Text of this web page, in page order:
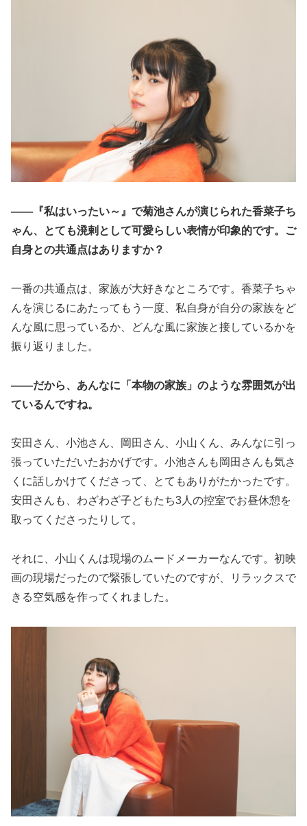
――『私はいったい～』で菊池さんが演じられた香菜子ち
ゃん、とても溌剌として可愛らしい表情が印象的です。ご
自身との共通点はありますか？
一番の共通点は、家族が大好きなところです。香菜子ちゃ
んを演じるにあたってもう一度、私自身が自分の家族をど
んな風に思っているか、どんな風に家族と接しているかを
振り返りました。
――だから、あんなに「本物の家族」のような雰囲気が出
ているんですね。
安田さん、小池さん、岡田さん、小山くん、みんなに引っ
張っていただいたおかげです。小池さんも岡田さんも気さ
くに話しかけてくださって、とてもありがたかったです。
安田さんも、わざわざ子どもたち3人の控室でお昼休憩を
取ってくださったりして。
それに、小山くんは現場のムードメーカーなんです。初映
画の現場だったので緊張していたのですが、リラックスで
きる空気感を作ってくれました。